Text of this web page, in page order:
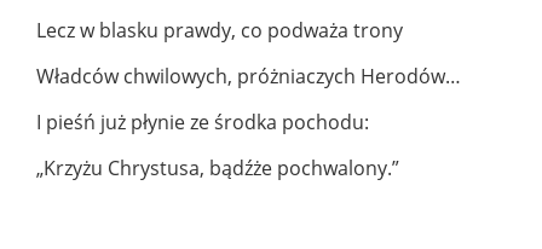
Lecz w blasku prawdy, co podważa trony
Władców chwilowych, próżniaczych Herodów…
I pieśń już płynie ze środka pochodu:
„Krzyżu Chrystusa, bądźże pochwalony.”